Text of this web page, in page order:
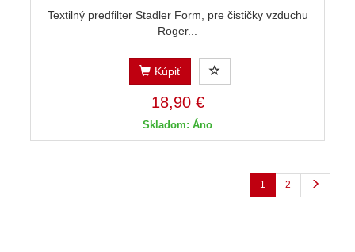
Textilný predfilter Stadler Form, pre čističky vzduchu
Roger...
Kúpiť
18,90 €
Skladom: Áno
1 2